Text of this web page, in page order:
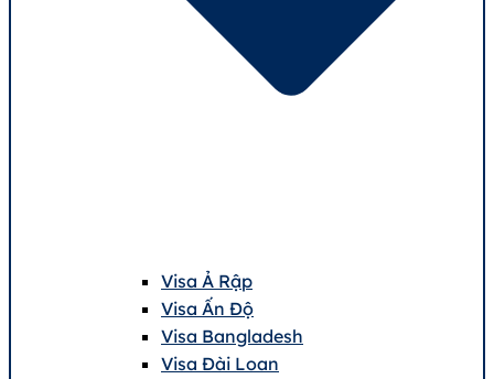
Visa Ả Rập
Visa Ấn Độ
Visa Bangladesh
Visa Đài Loan